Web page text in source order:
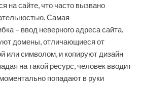
на сайте, что часто вызвано
Самая
– ввод неверного адреса сайта.
домены, отличающиеся от
или символом, и копируют дизайн
на такой ресурс, человек вводит
попадают в руки